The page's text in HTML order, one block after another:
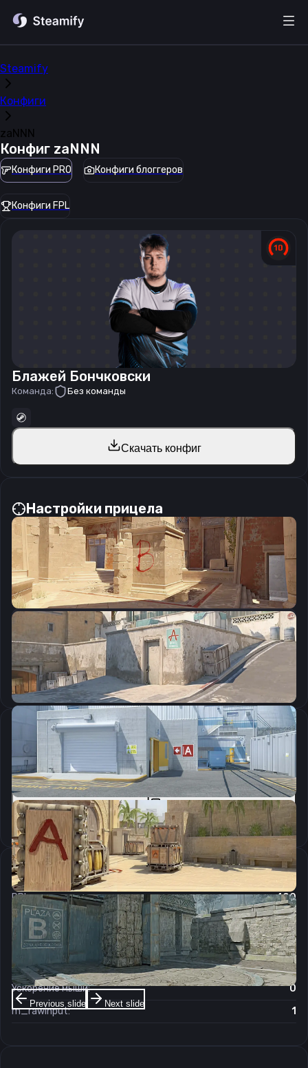
Steamify
Конфиги
zaNNN
Конфиг zaNNN
Конфиги PRO Конфиги блоггеров
Конфиги FPL
Блажей Бончковски
Команда: Без команды
Скачать конфиг
Настройки прицела
Previous slide Next slide
CSGO-OCK5k-2yVG5-BGb4e-73TfG-2zpxA
Скопировать
Параметры запуска
-novid -console -tickrate 128 -freq 240
Скопировать
Настройки мыши
DPI:
400
Чувствительность мыши в игре:
2
Чувствительность мыши в зуме:
1
Чувствительность мыши в Windows:
6/11
Ускорение мыши:
0
m_rawinput:
1